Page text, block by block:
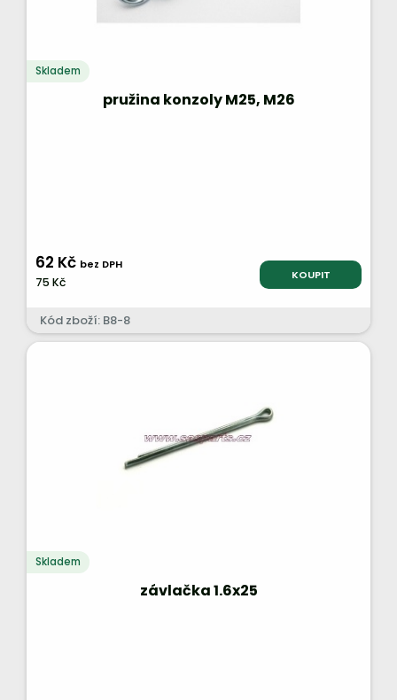
Skladem
pružina konzoly M25, M26
62 Kč bez DPH
75 Kč KOUPIT
Kód zboží: B8-8
Skladem
závlačka 1.6x25